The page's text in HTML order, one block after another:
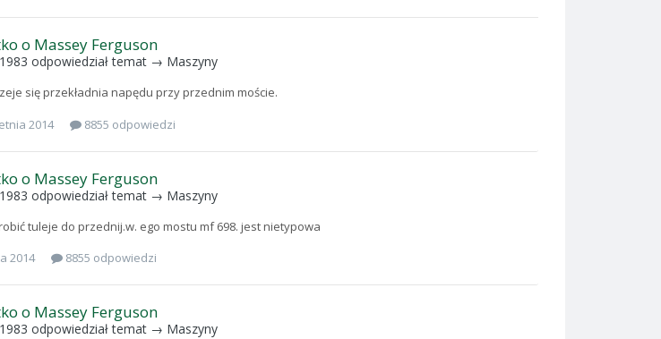
o Massey Ferguson
odpowiedział temat → Maszyny
się przekładnia napędu przy przednim moście.
2014
8855 odpowiedzi
o Massey Ferguson
odpowiedział temat → Maszyny
tuleje do przednij.w. ego mostu mf 698. jest nietypowa
2014
8855 odpowiedzi
o Massey Ferguson
odpowiedział temat → Maszyny